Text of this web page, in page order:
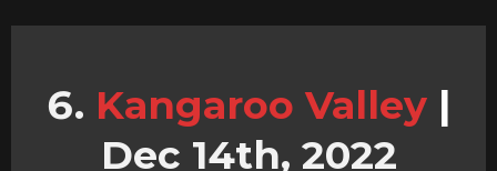
Kangaroo Valley |
Dec 14th, 2022